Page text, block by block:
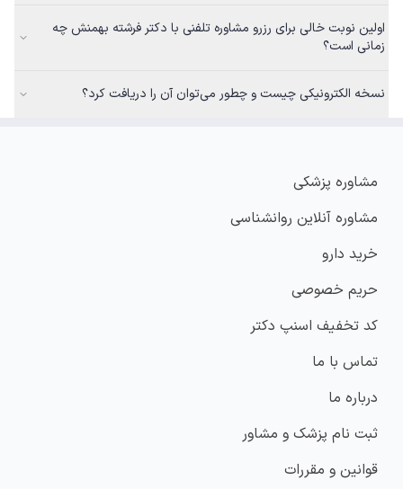
اولین نوبت خالی برای رزرو مشاوره تلفنی با دکتر فرشته بهمنش چه
زمانی است؟
نسخه الکترونیکی چیست و چطور می‌توان آن را دریافت کرد؟
مشاوره پزشکی
مشاوره آنلاین روانشناسی
خرید دارو
حریم خصوصی
کد تخفیف اسنپ دکتر
تماس با ما
درباره ما
ثبت نام پزشک و مشاور
قوانین و مقررات